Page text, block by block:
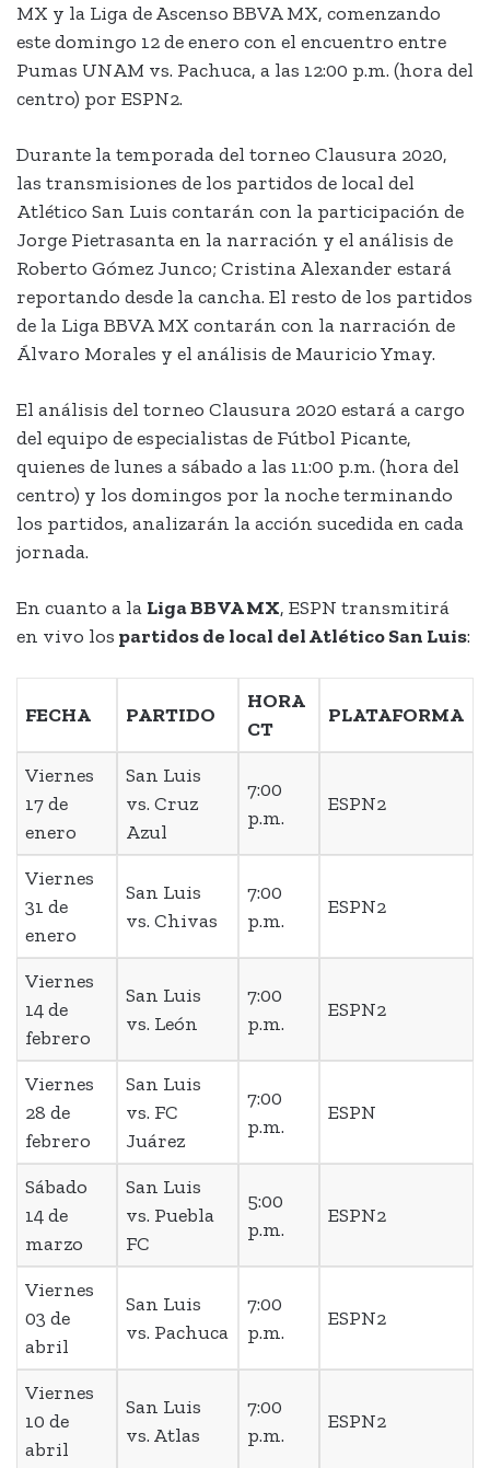
MX y la Liga de Ascenso BBVA MX, comenzando
este domingo 12 de enero con el encuentro entre
Pumas UNAM vs. Pachuca, a las 12:00 p.m. (hora del
centro) por ESPN2.
Durante la temporada del torneo Clausura 2020,
las transmisiones de los partidos de local del
Atlético San Luis contarán con la participación de
Jorge Pietrasanta en la narración y el análisis de
Roberto Gómez Junco; Cristina Alexander estará
reportando desde la cancha. El resto de los partidos
de la Liga BBVA MX contarán con la narración de
Álvaro Morales y el análisis de Mauricio Ymay.
El análisis del torneo Clausura 2020 estará a cargo
del equipo de especialistas de Fútbol Picante,
quienes de lunes a sábado a las 11:00 p.m. (hora del
centro) y los domingos por la noche terminando
los partidos, analizarán la acción sucedida en cada
jornada.
En cuanto a la Liga BBVA MX, ESPN transmitirá
en vivo los partidos de local del Atlético San Luis:
FECHA PARTIDO
HORA
CT
PLATAFORMA
Viernes
17 de
enero
San Luis
vs. Cruz
Azul
7:00
p.m.
ESPN2
Viernes
31 de
enero
San Luis
vs. Chivas
7:00
p.m.
ESPN2
Viernes
14 de
febrero
San Luis
vs. León
7:00
p.m.
ESPN2
Viernes
28 de
febrero
San Luis
vs. FC
Juárez
7:00
p.m.
ESPN
Sábado
14 de
marzo
San Luis
vs. Puebla
FC
5:00
p.m.
ESPN2
Viernes
03 de
abril
San Luis
vs. Pachuca
7:00
p.m.
ESPN2
Viernes
10 de
abril
San Luis
vs. Atlas
7:00
p.m.
ESPN2